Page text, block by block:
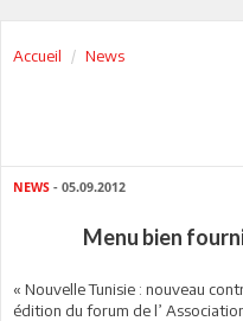
Accueil News
NEWS - 05.09.2012
Menu bien
« Nouvelle Tunisie : nouveau
édition du forum de l’